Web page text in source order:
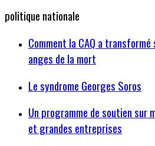
politique nationale
Comment la CAQ a
anges de la mort
Le syndrome Georges Soros
Un programme de soutien sur
et grandes entreprises